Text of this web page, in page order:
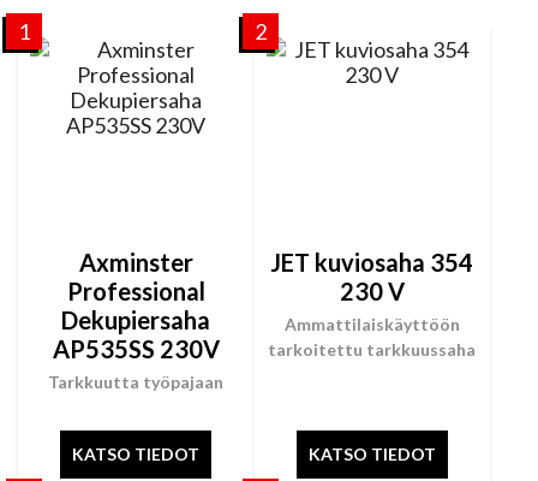
1
Tarkkuutta työpajaan
Axminster
Professional
Dekupiersaha
AP535SS 230V
KATSO TIEDOT
2
Ammattilaiskäyttöön
tarkoitettu tarkkuussaha
JET kuviosaha 354
230 V
KATSO TIEDOT